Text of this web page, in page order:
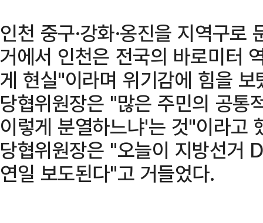
인천 중구·강화·옹진을 지역구
거에서 인천은 전국의 바로미터
게 현실"이라며 위기감에 힘을
당협위원장은 "많은 주민의 공통
이렇게 분열하느냐'는 것"이라고
당협위원장은 "오늘이 지방선거
연일 보도된다"고 거들었다.